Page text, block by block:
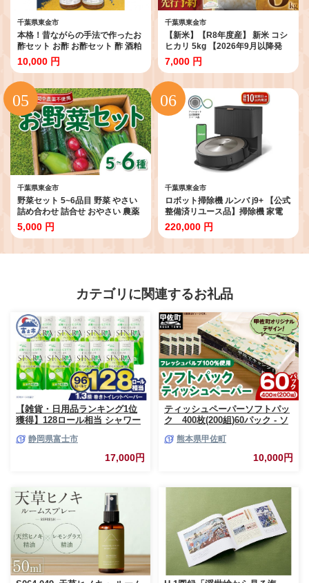
千葉県東金市
本格！昔ながらの手法で作ったお
酢セット お酢 お酢セット 酢 酒粕
発酵酢 静置発酵 熟成 長期熟成 熟
成酢 昔ながら 伝統製法 料理調味
料 ドレッシング ドレッシング用
酢飯 酸味深い 自然発酵 こだわり
調味料 家庭料理 和食 洋食 中華 お
酢ギフト 食卓 道の駅 みのりの郷
東金 千葉 東金
10,000 円
千葉県東金市
【新米】【R8年度産】 新米 コシ
ヒカリ 5kg 【2026年9月以降発
送】 米 お米 ブランド米 国産 美味
しいお米 食味 白飯 飯 ご飯５kg 5
キロ 精米 白米 こしひかり こめ コ
メ おこめ okome kome おむすび
おにぎり 弁当 美味しい グルメ 朝
食 贈答 取り寄せ ギフト 魚 肉 の
おかず にあう 令和8年産 千葉県産
鍋屋商店 千葉 東金 先行予約
7,000 円
千葉県東金市
野菜セット 5~6品目 野菜 やさい
詰め合わせ 詰合せ おやさい 農薬
栽培期間中不使用 玉ねぎ にんじ
ん 大根 じゃがいも ズッキーニ ビ
そら豆 美味しい おすすめ 新鮮 や
5,000 円
千葉県東金市
ロボット掃除機 ルンバ j9+ 【公式
整備済リユース品】掃除機 家電
電化製品 クリーナー そうじき 家
電製品 時短 時短家電 便利 おすす
かでん 大掃除 清掃 千葉 東金 アイ
220,000 円
カテゴリに関連するお礼品
【雑貨・日用品ランキング1位
獲得】128ロール相当 シャワー
ー ダブル プレミアムシンラ 96
ロール (12R×8パック) 配達時間
指定可能 1.3倍巻き トイレット
ーパー 人気 おすすめ [sf001-
012]
静岡県富士市
17,000円
ティッシュペーパーソフトパッ
ク 400枚(200組)60パック - ソ
ー 生活用品 雑貨 日用品 必需品
紙 常備品 まとめ買い 備蓄 防災
ストック 熊本県 甲佐町【ZC】
熊本県甲佐町
10,000円